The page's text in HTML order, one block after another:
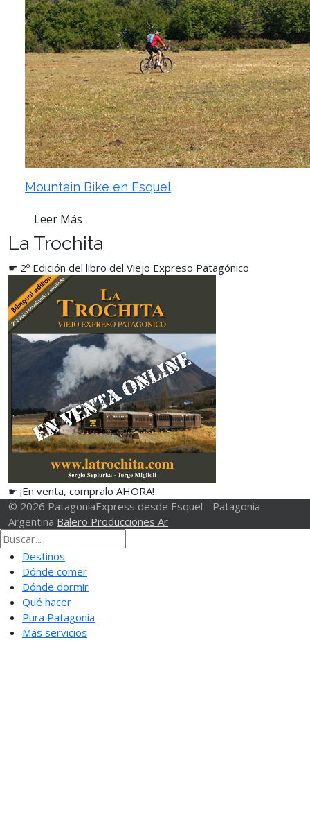
Mountain Bike en Esquel
Leer Más
La Trochita
☛ 2º Edición del libro del Viejo Expreso Patagónico
☛ ¡En venta, compralo AHORA!
© 2026 PatagoniaExpress desde Esquel - Patagonia
Argentina Balero Producciones Ar
Destinos
Dónde comer
Dónde dormir
Qué hacer
Pura Patagonia
Más servicios